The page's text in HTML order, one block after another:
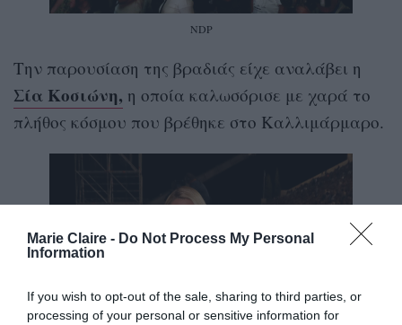
Marie Claire - Do Not Process My Personal
Information
If you wish to opt-out of the sale, sharing to third parties, or
processing of your personal or sensitive information for
NDP
Την παρουσίαση της βραδιάς είχε αναλάβει η
Σία Κοσιώνη, η οποία καλωσόρισε με χαρά το
πλήθος κόσμου που βρέθηκε στο Καλλιμάρμαρο.